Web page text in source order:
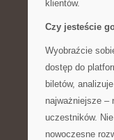
klientów.
Czy jesteście
Wyobraźcie
dostęp do
biletów,
najważniejsze –
uczestników.
nowoczesne